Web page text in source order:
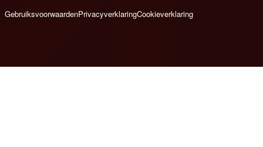
GebruiksvoorwaardenPrivacyverklaringCookieverklaring